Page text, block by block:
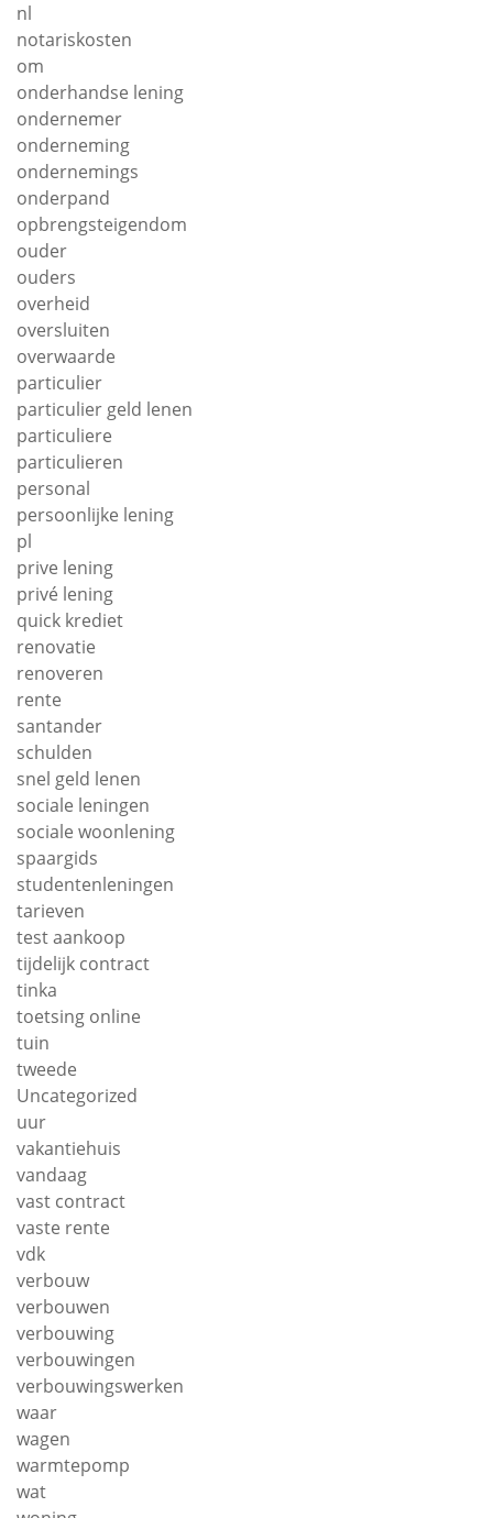
nl
notariskosten
om
onderhandse lening
ondernemer
onderneming
ondernemings
onderpand
opbrengsteigendom
ouder
ouders
overheid
oversluiten
overwaarde
particulier
particulier geld lenen
particuliere
particulieren
personal
persoonlijke lening
pl
prive lening
privé lening
quick krediet
renovatie
renoveren
rente
santander
schulden
snel geld lenen
sociale leningen
sociale woonlening
spaargids
studentenleningen
tarieven
test aankoop
tijdelijk contract
tinka
toetsing online
tuin
tweede
Uncategorized
uur
vakantiehuis
vandaag
vast contract
vaste rente
vdk
verbouw
verbouwen
verbouwing
verbouwingen
verbouwingswerken
waar
wagen
warmtepomp
wat